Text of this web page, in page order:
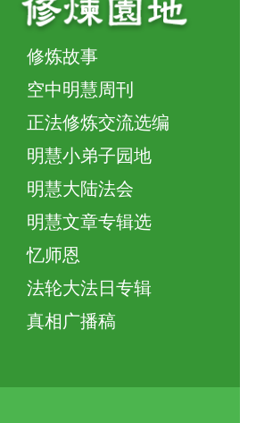
修炼故事
空中明慧周刊
正法修炼交流选编
明慧小弟子园地
明慧大陆法会
明慧文章专辑选
忆师恩
法轮大法日专辑
真相广播稿